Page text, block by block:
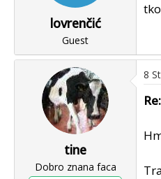
o
g
p
o
s
t
a
lovrenčić
Guest
tine
Dobro znana faca
8